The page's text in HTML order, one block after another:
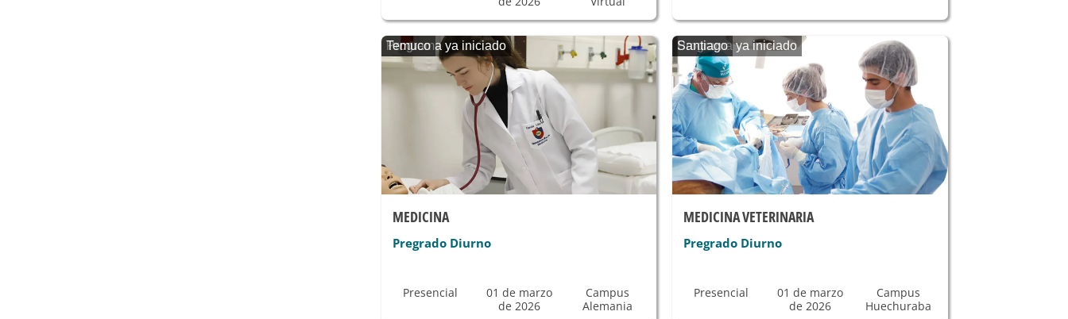
Programa ya iniciado
Temuco
MEDICINA
Pregrado Diurno
Presencial
01 de marzo
de 2026
Campus
Alemania
Programa ya iniciado
Santiago
MEDICINA VETERINARIA
Pregrado Diurno
Presencial
01 de marzo
de 2026
Campus
Huechuraba